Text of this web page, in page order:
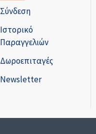
Σύνδεση
Ιστορικό
Παραγγελιών
Δωροεπιταγές
Newsletter